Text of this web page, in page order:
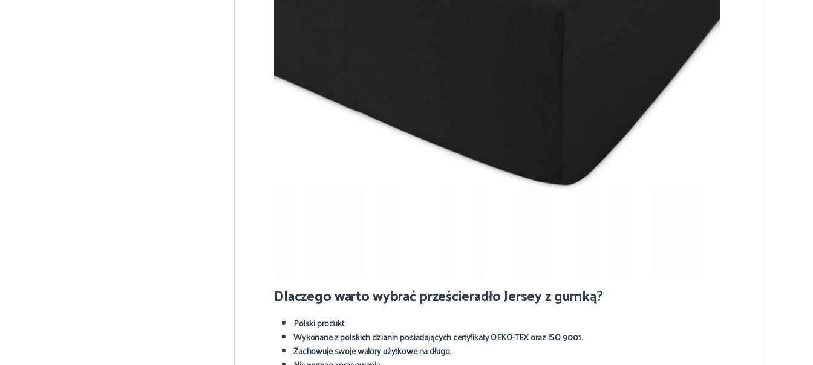
Dlaczego warto wybrać prześcieradło Jersey z gumką?
Polski produkt
Wykonane z polskich dzianin posiadających certyfikaty OEKO-TEX oraz ISO 9001.
Zachowuje swoje walory użytkowe na długo.